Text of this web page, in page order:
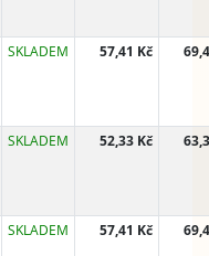
SKLADEM 57,41 Kč
SKLADEM 52,33 Kč
SKLADEM 57,41 Kč